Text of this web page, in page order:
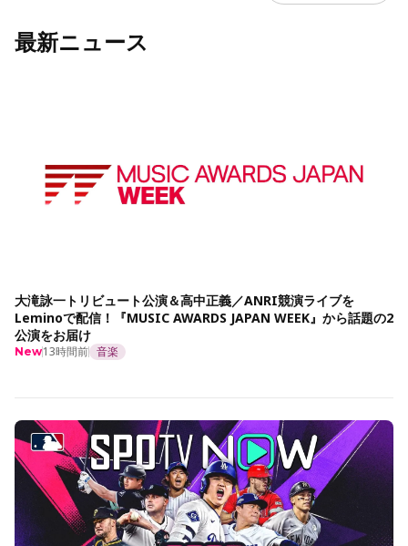
最新ニュース
大滝詠一トリビュート公演＆高中正義／ANRI競演ライブを
Leminoで配信！『MUSIC AWARDS JAPAN WEEK』から話題の2
公演をお届け
New13時間前 音楽